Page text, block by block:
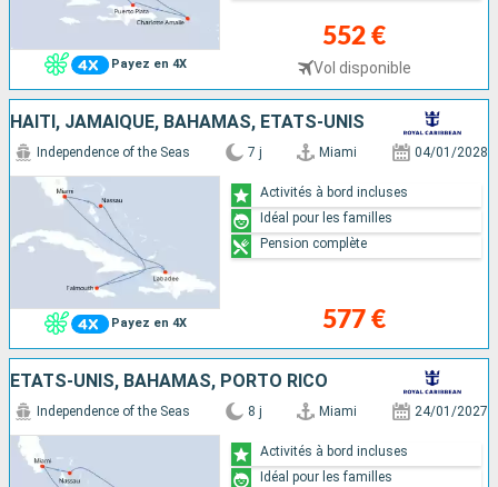
Payez en 4X
552 €
Vol disponible
HAÏTI, JAMAÏQUE, BAHAMAS, ÉTATS-UNIS
Payez en 4X
Independence of the Seas 7 j Miami 04/01/2028
577 €
Activités à bord incluses
Idéal pour les familles
Pension complète
ÉTATS-UNIS, BAHAMAS, PORTO RICO
Independence of the Seas 8 j Miami 24/01/2027
Activités à bord incluses
Idéal pour les familles